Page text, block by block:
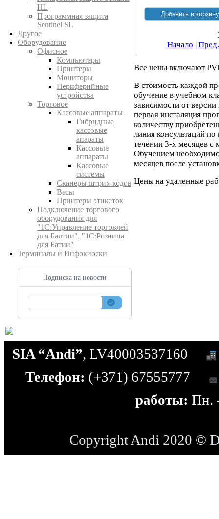
HL
Программная защита
Sentinel SL
Другое
Оборудование
Офисное
Компьютеры
Принтеры
Мониторы
Периферийные
устройства
Торговое
Кассовые аппараты
Гибридные
кассовые
апараты
Кассовые
аппараты
Кассовые
системы
Сканеры штрих-кодов
Весы
Принтеры этикеток
Подключение торгового
оборудования для
"1С:Управление торговлей
для Балтии", "1С:Розница
для Батии"
Терминалы и Инфокиоски
Подписка на новости
Начало | Пред.
Все цены включают
В стоимость каждой
обучение в учебном
зависимости от
первая инсталяция
количеству
линия консультаций
течении 3-х месяцев с
Обучением
месяцев после
Цены на удаленные
SIA “Andi”, LV40003537160
Телефон: (+371) 67555777
работы: Пн.
Copyright Andi 2020 ©